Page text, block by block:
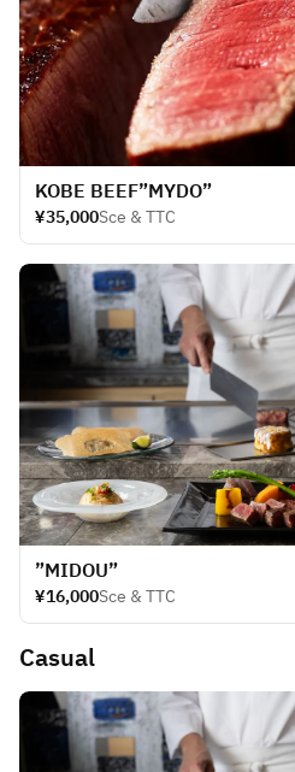
KOBE BEEF​”MYDO”
¥35,000Sce & TTC
”MIDOU”
¥16,000Sce & TTC
Casual